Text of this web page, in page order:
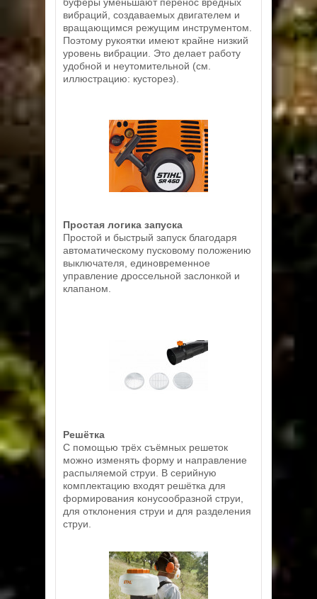
вибраций, создаваемых двигателем и
вращающимся режущим инструментом.
Поэтому рукоятки имеют крайне низкий
уровень вибрации. Это делает работу
удобной и неутомительной (см.
иллюстрацию: кусторез).
Простая логика запуска
Простой и быстрый запуск благодаря
автоматическому пусковому положению
выключателя, единовременное
управление дроссельной заслонкой и
клапаном.
Решётка
С помощью трёх съёмных решеток
можно изменять форму и направление
распыляемой струи. В серийную
комплектацию входят решётка для
формирования конусообразной струи,
для отклонения струи и для разделения
струи.